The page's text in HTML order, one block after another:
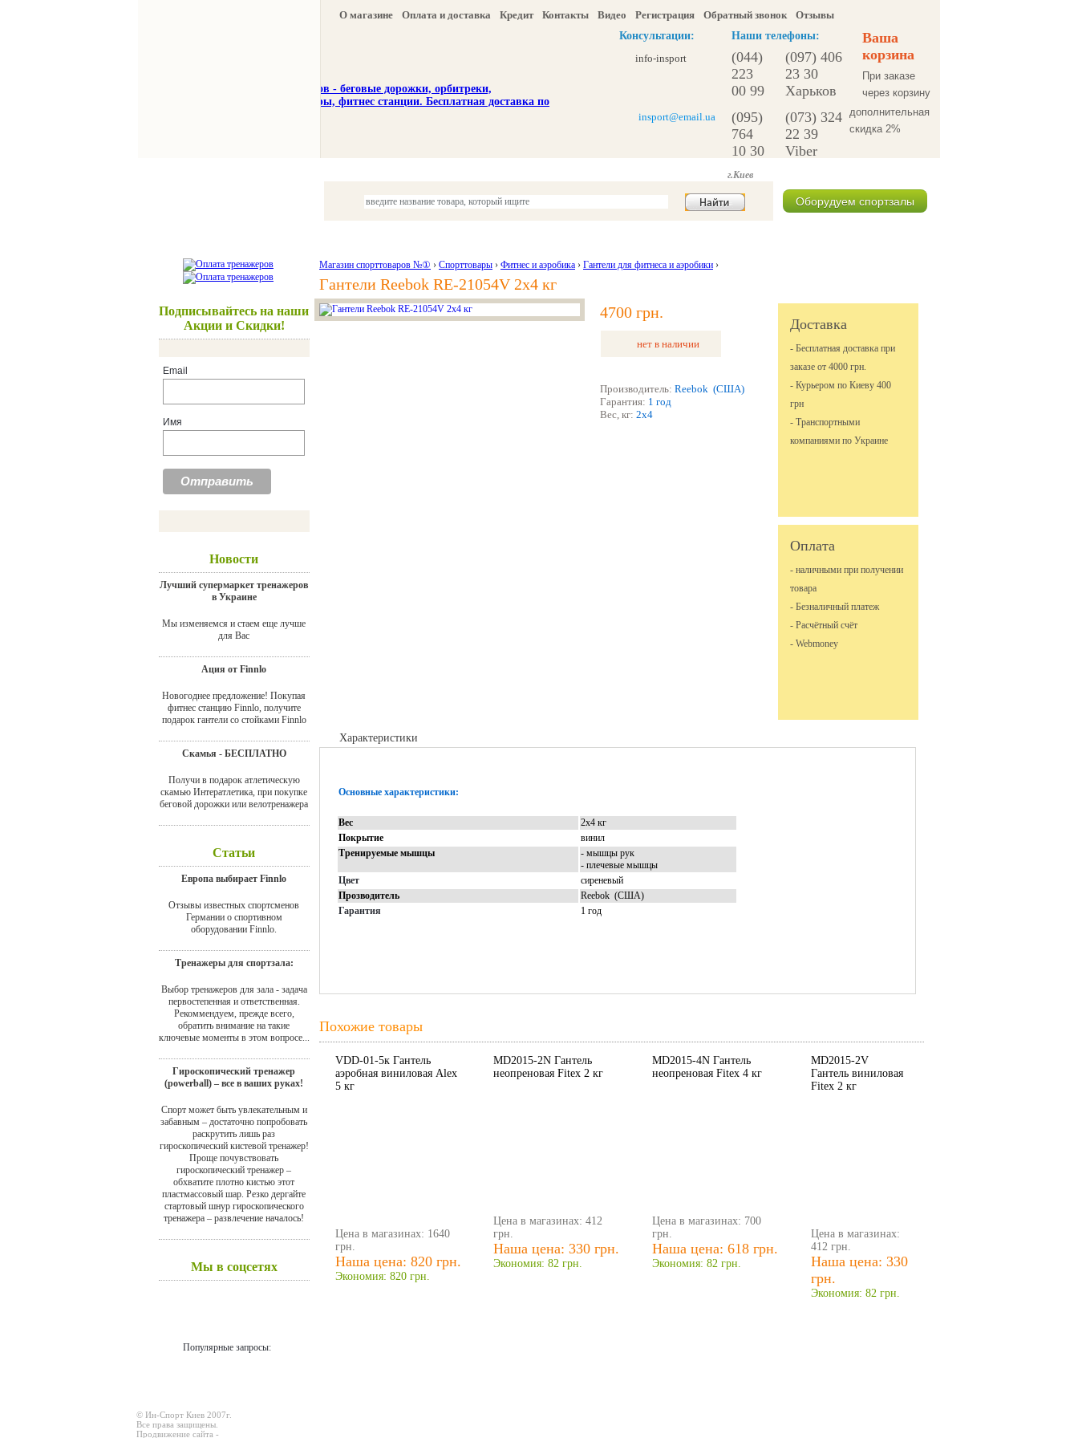
О магазине Оплата и доставка Кредит Контакты Видео Регистрация Обратный звонок
Отзывы
Консультации:
Наши телефоны:
Ваша
корзина
При заказе
через корзину
дополнительная
скидка 2%
info-insport
(044)
223
00 99
(097) 406
23 30
Харьков
insport@email.ua
(095)
764
10 30
(073) 324
22 39
Viber
г.Киев
Оборудуем спортзалы
Подписывайтесь на наши
Акции и Скидки!
Email
Имя
Новости
Лучший супермаркет тренажеров
в Украине
Мы изменяемся и стаем еще лучше
для Вас
Ация от Finnlo
Новогоднее предложение! Покупая
фитнес станцию Finnlo, получите
подарок гантели со стойками Finnlo
Скамья - БЕСПЛАТНО
Получи в подарок атлетическую
скамью Интератлетика, при покупке
беговой дорожки или велотренажера
Статьи
Европа выбирает Finnlo
Отзывы известных спортсменов
Германии о спортивном
оборудовании Finnlo.
Тренажеры для спортзала:
Выбор тренажеров для зала - задача
первостепенная и ответственная.
Рекоммендуем, прежде всего,
обратить внимание на такие
ключевые моменты в этом вопросе...
Гироскопический тренажер
(powerball) – все в ваших руках!
Спорт может быть увлекательным и
забавным – достаточно попробовать
раскрутить лишь раз
гироскопический кистевой тренажер!
Проще почувствовать
гироскопический тренажер –
обхватите плотно кистью этот
пластмассовый шар. Резко дергайте
стартовый шнур гироскопического
тренажера – развлечение началось!
Мы в соцсетях
Популярные запросы:
Магазин спорттоваров №① › Спорттовары › Фитнес и аэробика › Гантели для фитнеса и аэробики ›
Гантели Reebok RE-21054V 2х4 кг
4700 грн.
нет в наличии
Производитель: Reebok (США)
Гарантия: 1 год
Вес, кг: 2x4
Доставка
- Бесплатная доставка при
заказе от 4000 грн.
- Курьером по Киеву 400
грн
- Транспортными
компаниями по Украине
Оплата
- наличными при получении
товара
- Безналичный платеж
- Расчётный счёт
- Webmoney
Характеристики
Основные характеристики:
Вес
2х4 кг
Покрытие
винил
Тренируемые мышцы
- мышцы рук
- плечевые мышцы
Цвет
сиреневый
Прозводитель
Reebok (США)
Гарантия
1 год
Похожие товары
VDD-01-5к Гантель
аэробная виниловая Alex
5 кг
Цена в магазинах: 1640
грн.
Наша цена: 820 грн.
Экономия: 820 грн.
MD2015-2N Гантель
неопреновая Fitex 2 кг
Цена в магазинах: 412
грн.
Наша цена: 330 грн.
Экономия: 82 грн.
MD2015-4N Гантель
неопреновая Fitex 4 кг
Цена в магазинах: 700
грн.
Наша цена: 618 грн.
Экономия: 82 грн.
MD2015-2V
Гантель виниловая
Fitex 2 кг
Цена в магазинах:
412 грн.
Наша цена: 330
грн.
Экономия: 82 грн.
© Ин-Спорт Киев 2007г.
Все права защищены.
Продвижение сайта -